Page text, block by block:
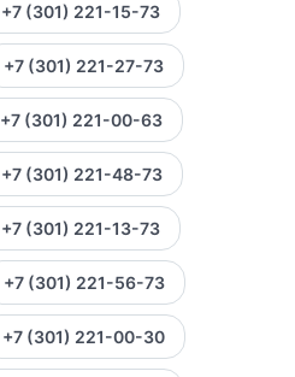
+7 (301) 221-15-73
+7 (301) 221-27-73
+7 (301) 221-00-63
+7 (301) 221-48-73
+7 (301) 221-13-73
+7 (301) 221-56-73
+7 (301) 221-00-30